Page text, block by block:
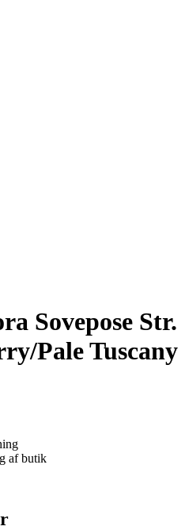
Sovepose Str.
Pale Tuscany
af butik